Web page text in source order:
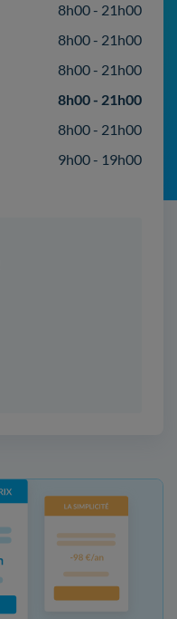
8h00 - 21h00
8h00 - 21h00
8h00 - 21h00
8h00 - 21h00
8h00 - 21h00
9h00 - 19h00